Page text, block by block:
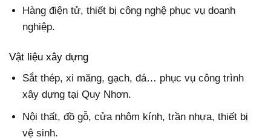
Hàng điện tử, thiết bị công nghệ phục vụ doanh
nghiệp.
Vật liệu xây dựng
Sắt thép, xi măng, gạch, đá… phục vụ công trình
xây dựng tại Quy Nhơn.
Nội thất, đồ gỗ, cửa nhôm kính, trần nhựa, thiết bị
vệ sinh.